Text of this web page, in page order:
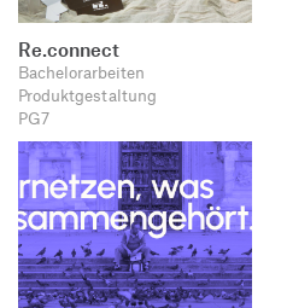
Re.connect
Bachelorarbeiten
Produktgestaltung
PG7